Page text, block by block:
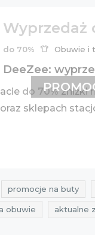
Wyprzedaż
do 70% Obuwie i
DeeZee:
do 70%zniżki
oraz sklepach
promocje na buty
obuwie aktualne